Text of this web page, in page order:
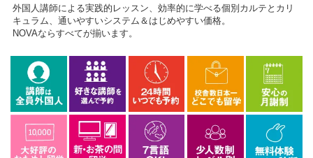
外国人講師による実践的レッスン、効率的に学べる個別カルテとカリ
キュラム、通いやすいシステム＆はじめやすい価格。
NOVAならすべてが揃います。